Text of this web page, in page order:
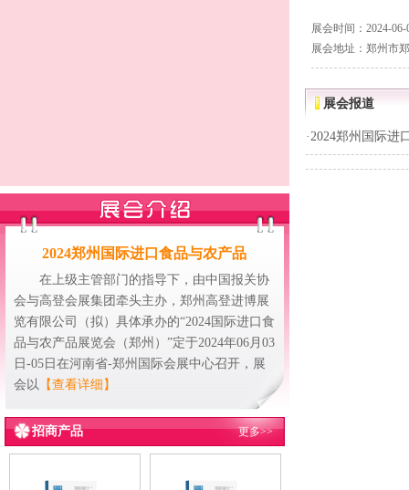
2024郑州国际进口食品与农产品
在上级主管部门的指导下，由中国报关协
会与高登会展集团牵头主办，郑州高登进博展
览有限公司（拟）具体承办的“2024国际进口食
品与农产品展览会（郑州）”定于2024年06月03
日-05日在河南省-郑州国际会展中心召开，展
会以 【查看详细】
招商产品 更多>>
展会时间：2024-06-
展会地址：郑州市
展会报道
·2024郑州国际进